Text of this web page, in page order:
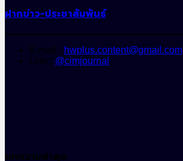
ฝากข่าว-ประชาสัมพันธ์
E-mail : hwplus.content@gmail.com
Line : @cimjournal
บทความล่าสุด